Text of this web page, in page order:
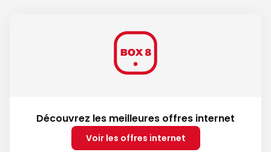
Découvrez les meilleures offres internet
Voir les offres internet